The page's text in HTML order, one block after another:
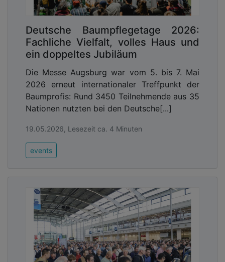
Deutsche Baumpflegetage 2026:
Fachliche Vielfalt, volles Haus und
ein doppeltes Jubiläum
Die Messe Augsburg war vom 5. bis 7. Mai
2026 erneut internationaler Treffpunkt der
Baumprofis: Rund 3450 Teilnehmende aus 35
Nationen nutzten bei den Deutsche[...]
19.05.2026, Lesezeit ca. 4 Minuten
events